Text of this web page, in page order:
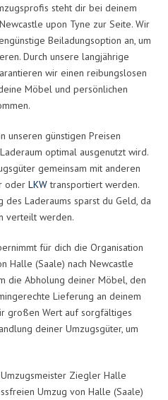
steht dir bei deinem
upon Tyne zur Seite. Wir
Beiladungsoption an, um
Durch unsere langjährige
wir einen reibungslosen
Möbel und persönlichen
unseren günstigen Preisen
optimal ausgenutzt wird.
gemeinsam mit anderen
oder LKWtransportiert werden.
des Laderaums sparst du Geld, da
verteilt werden.
für dich die Organisation
Halle (Saale) nach Newcastle
die Abholung deiner Möbel, den
Lieferung an deinem
großen Wert auf sorgfältiges
deiner Umzugsgüter, um
Ziegler Halle
Umzug von Halle (Saale)